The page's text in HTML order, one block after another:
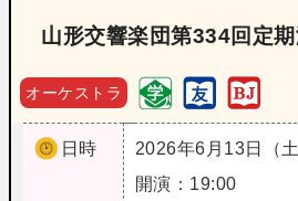
山形交響楽団第334回定
オーケストラ
日時
2026年6月13日（土
開演：19:00